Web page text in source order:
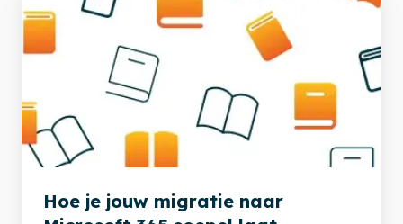
je
jouw
Microsoft
365
soepel
laat
verlopen
Hoe je jouw migratie naar